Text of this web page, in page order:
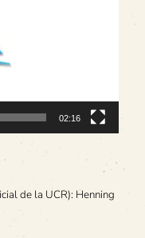
02:16
de la UCR): Henning